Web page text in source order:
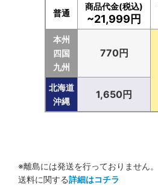
普通
商品代金(税込)
~21,999円
本州
四国
九州
770円
北海道
沖縄
1,650円
※離島には発送を行っておりません。
送料に関する詳細はコチラ